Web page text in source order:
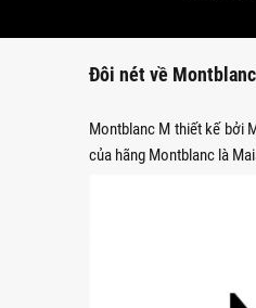
Đôi nét về
Montblanc M thiết kế bởi
của hãng Montblanc là